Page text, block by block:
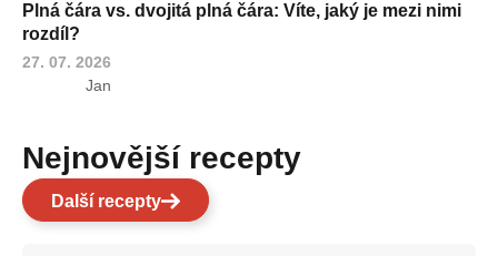
Plná čára vs. dvojitá plná čára: Víte, jaký je mezi nimi
rozdíl?
27. 07. 2026
Jan
Nejnovější recepty
Další recepty